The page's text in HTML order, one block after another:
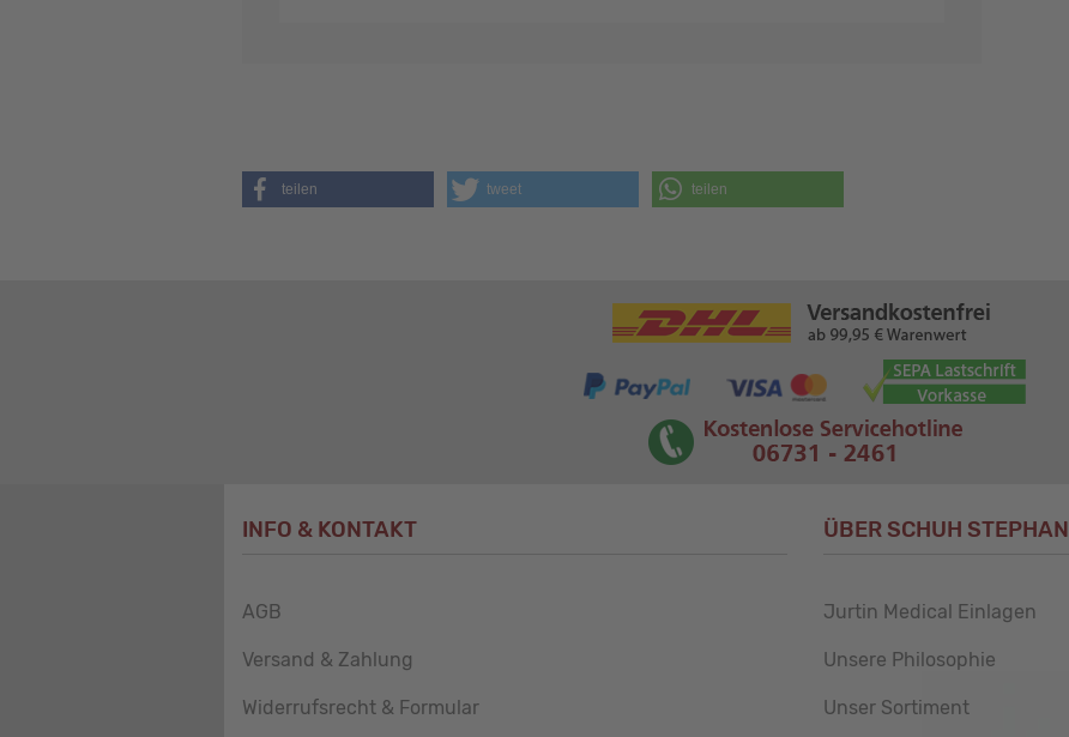
teilen tweet teilen
INFO & KONTAKT
AGB
Versand & Zahlung
Widerrufsrecht & Formular
ÜBER SCHUH STEPHAN
Jurtin Medical Einlagen
Unsere Philosophie
Unser Sortiment